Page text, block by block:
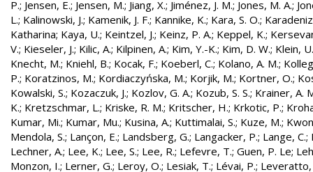
P.; Jensen, E.; Jensen, M.; Jiang, X.; Jiménez, J. M.; Jones, M. A.;
L.; Kalinowski, J.; Kamenik, J. F.; Kannike, K.; Kara, S. O.;
Katharina; Kaya, U.; Keintzel, J.; Keinz, P. A.; Keppel, K.;
V.; Kieseler, J.; Kilic, A.; Kilpinen, A.; Kim, Y.-K.; Kim, D. W.; Klein, U.
Knecht, M.; Kniehl, B.; Kocak, F.; Koeberl, C.; Kolano, A. M.;
P.; Koratzinos, M.; Kordiaczyńska, M.; Korjik, M.; Kortner, O.;
Kowalski, S.; Kozaczuk, J.; Kozlov, G. A.; Kozub, S. S.; Krainer, A.
K.; Kretzschmar, L.; Kriske, R. M.; Kritscher, H.; Krkotic, P.;
Kumar, Mi.; Kumar, Mu.; Kusina, A.; Kuttimalai, S.; Kuze, M.;
Mendola, S.; Lançon, E.; Landsberg, G.; Langacker, P.; Lange, C.;
Lechner, A.; Lee, K.; Lee, S.; Lee, R.; Lefevre, T.; Guen, P. Le;
Monzon, I.; Lerner, G.; Leroy, O.; Lesiak, T.; Lévai, P.; Leveratto,